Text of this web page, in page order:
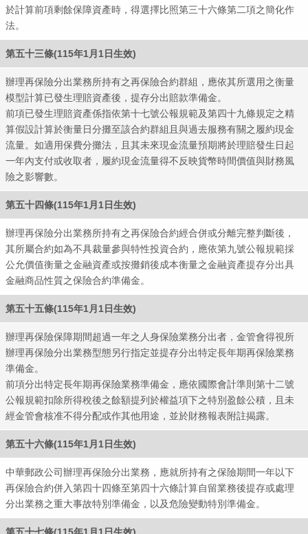
全球
於計算前項剩餘保障資產時，得選擇比照第三十六條第二項之簡化作
法。
第五十三條(115年1月1日生效)
辦理再保險分出業務所持有之再保險合約群組，應依其所選用之衡量
模型計算已發生理賠資產後，提存分出賠款準備金。
前項已發生理賠資產係指依第十七號公報規範及第四十九條規定之精
算假設計算於衡量日分攤至該合約群組且與過去服務有關之履約現金
流量。如適用保費分攤法，且其未來現金流量預期將於理賠發生日起
一年內支付或收取者，履約現金流量得不反映貨幣時間價值與財務風
險之影響數。
第五十四條(115年1月1日生效)
辦理再保險分出業務所持有之再保險合約經合併或分離完整判斷後，
其所屬合約如為不具裁量參與特性投資合約，應依第九號公報規範採
公允價值衡量之金融資產或按攤銷後成本衡量之金融資產提存分出具
金融商品性質之保險合約準備金。
第五十五條(115年1月1日生效)
辦理再保險保障期間超過一年之人身保險業務分出者，金管會得視所
辦理再保險分出業務型態另行指定並提存分出特定長年期再保險業務
準備金。
前項分出特定長年期再保險業務準備金，應依國際會計準則第十二號
公報規範扣除所得稅後之餘額提列於權益項下之特別盈餘公積，且未
經金管會核准不得分配或作其他用途，並於財務報表附註揭露。
第五十六條(115年1月1日生效)
中華郵政公司辦理再保險分出業務，應就所持有之保險期間一年以下
再保險合約併入第四十四條至第四十六條計算自留業務後提存或處理
分出業務之重大事故特別準備金，以及危險變動特別準備金。